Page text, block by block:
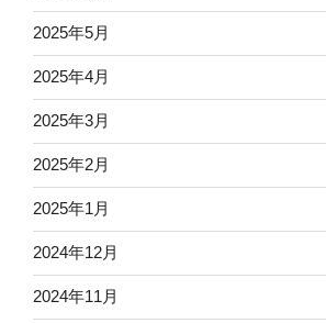
2025年5月
2025年4月
2025年3月
2025年2月
2025年1月
2024年12月
2024年11月